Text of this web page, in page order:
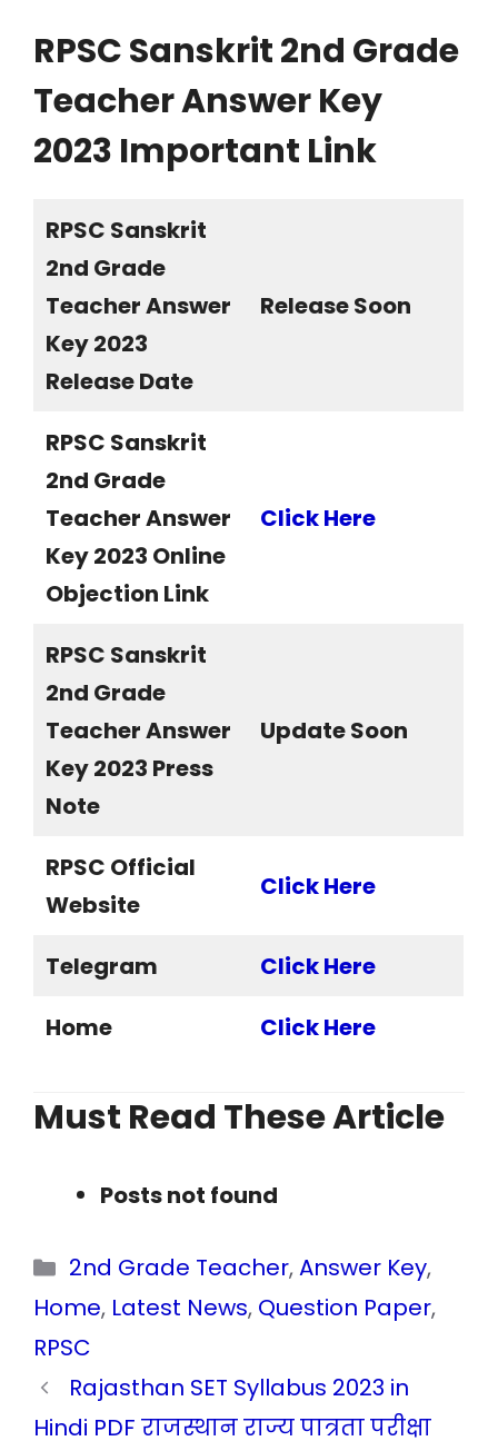
RPSC Sanskrit 2nd Grade
Teacher Answer Key
2023 Important Link
RPSC Sanskrit
2nd Grade
Teacher Answer
Key 2023
Release Date
Release Soon
RPSC Sanskrit
2nd Grade
Teacher Answer
Key 2023 Online
Objection Link
Click Here
RPSC Sanskrit
2nd Grade
Teacher Answer
Key 2023 Press
Note
Update Soon
RPSC Official
Website
Click Here
Telegram
Click Here
Home
Click Here
Must Read These Article
Posts not found
Categories
2nd Grade Teacher,Answer Key,
Home, Latest News, Question Paper,
RPSC
Rajasthan SET Syllabus 2023 in
Hindi PDF राजस्थान राज्य पात्रता परीक्षा